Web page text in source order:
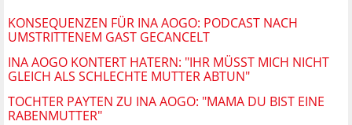
KONSEQUENZEN FÜR INA AOGO: PODCAST NACH
UMSTRITTENEM GAST GECANCELT
INA AOGO KONTERT HATERN: "IHR MÜSST MICH NICHT
GLEICH ALS SCHLECHTE MUTTER ABTUN"
TOCHTER PAYTEN ZU INA AOGO: "MAMA DU BIST EINE
RABENMUTTER"